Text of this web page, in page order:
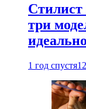
Стилист
три
1 год спустя